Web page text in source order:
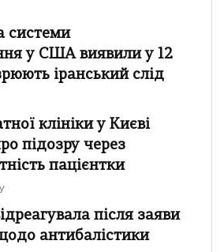
системи
у США виявили у 12
іранський слід
клініки у Києві
підозру через
пацієнтки
після заяви
антибалістики